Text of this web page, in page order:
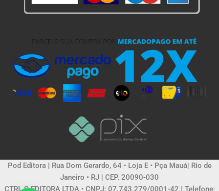
Pod Editora | Rua Dom Gerardo, 64 • Loja E • Pça Mauá| Rio de
Janeiro • RJ | CEP. 20090-030
CTRL C EDITORA LTDA • CNPJ: 07.743.279/0001-42 | Telefone: